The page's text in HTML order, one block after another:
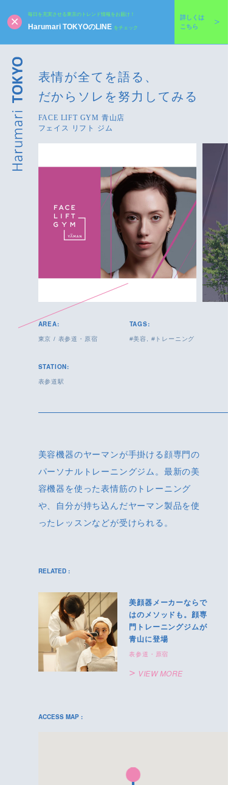
毎日を充実させる東京のトレンド情報をお届け！
Harumari TOKYOのLINE をチェック
詳しくは
こちら
表情が全てを語る、
だからソレを努力してみる
FACE LIFT GYM 青山店
フェイス リフト ジム
AREA:
東京 / 表参道・原宿
STATION:
表参道駅
TAGS:
美容 トレーニング
美容機器のヤーマンが手掛ける顔専門の
パーソナルトレーニングジム。最新の美
容機器を使った表情筋のトレーニング
や、自分が持ち込んだヤーマン製品を使
ったレッスンなどが受けられる。
RELATED :
美顔器メーカーならで
はのメソッドも。顔専
門トレーニングジムが
青山に登場
表参道・原宿
VIEW MORE
ACCESS MAP :